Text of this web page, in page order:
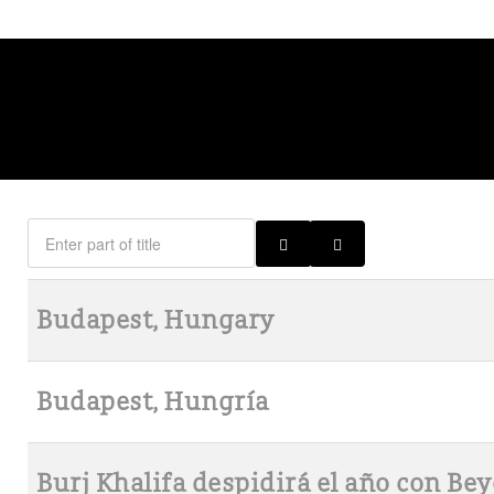
Budapest, Hungary
Budapest, Hungría
Burj Khalifa despidirá el año con